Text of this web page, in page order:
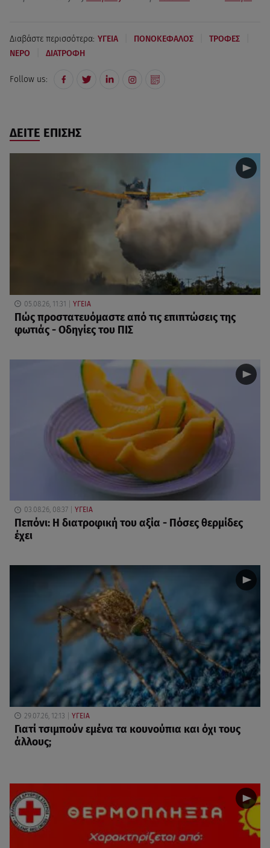
Διαβάστε περισσότερα: ΥΓΕΙΑ ΠΟΝΟΚΕΦΑΛΟΣ ΤΡΟΦΕΣ
ΝΕΡΟ ΔΙΑΤΡΟΦΗ
Follow us:
ΔΕΙΤΕ ΕΠΙΣΗΣ
05.08.26, 11:31 ΥΓΕΙΑ
Πώς προστατευόμαστε από τις επιπτώσεις της
φωτιάς - Οδηγίες του ΠΙΣ
03.08.26, 08:37 ΥΓΕΙΑ
Πεπόνι: Η διατροφική του αξία - Πόσες θερμίδες
έχει
29.07.26, 12:13 ΥΓΕΙΑ
Γιατί τσιμπούν εμένα τα κουνούπια και όχι τους
άλλους;